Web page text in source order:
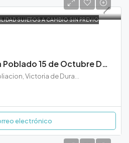
SUJETOS A CAMBIO SIN PREVIO
Terreno en Venta en Poblado 15 de Octubre Durango (salida Carretera Mexico)
electrónico